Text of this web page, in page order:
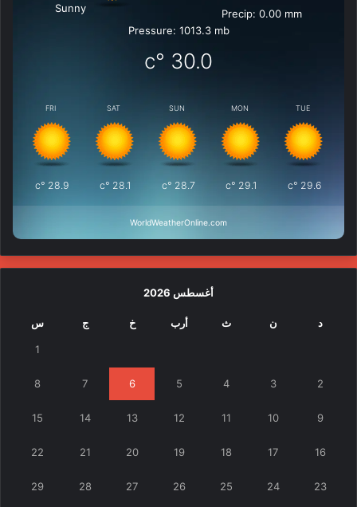
Sunny
Precip: 0.00 mm
Pressure: 1013.3 mb
30.0
°c
FRI
28.9
°c
SAT
28.1
°c
SUN
28.7
°c
MON
29.1
°c
TUE
29.6
°c
WorldWeatherOnline.com
أغسطس 2026
د ن ث أرب خ ج س
1
2
3
4
5
6
7
8
9
10
11
12
13
14
15
16
17
18
19
20
21
22
23
24
25
26
27
28
29